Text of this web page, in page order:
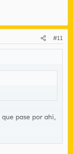
#11
pase por ahi,